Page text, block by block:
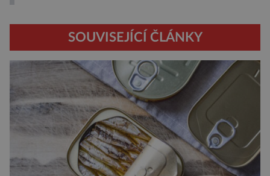
SOUVISEJÍCÍ ČLÁNKY